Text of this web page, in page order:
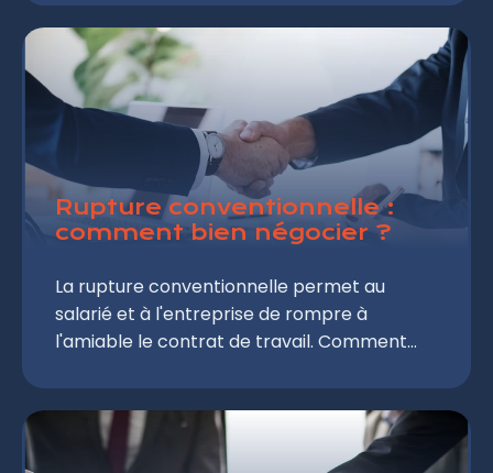
La Cour de cassation a longtemps jugé
qu'une telle situation de pression
psychologique affectait nécessairement la
validité de l'accord ainsi intervenu. Elle est
toutefois revenue sur cette jurisprudence
depuis quelques années.
Rupture conventionnelle :
comment bien négocier ?
La rupture conventionnelle permet au
salarié et à l'entreprise de rompre à
l'amiable le contrat de travail. Comment
son employeur et bien négocier le montant
de l'indemnité de rupture conventionnelle ?